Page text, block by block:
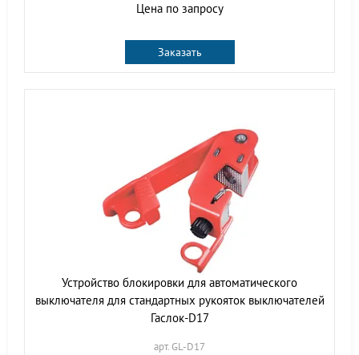
Цена по запросу
Заказать
Устройство блокировки для автоматического
выключателя для стандартных рукояток выключателей
Гаслок-D17
арт. GL-D17